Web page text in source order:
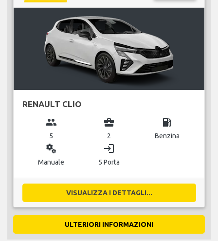
RENAULT CLIO
group
5
business_center
2
local_gas_station
Benzina
miscellaneous_services
Manuale
login
5 Porta
VISUALIZZA I DETTAGLI...
ULTERIORI INFORMAZIONI